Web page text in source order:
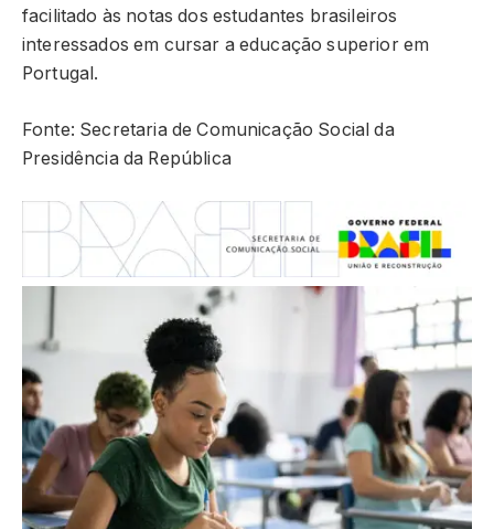
facilitado às notas dos estudantes brasileiros
interessados em cursar a educação superior em
Portugal.
Fonte: Secretaria de Comunicação Social da
Presidência da República